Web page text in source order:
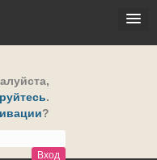
.
?